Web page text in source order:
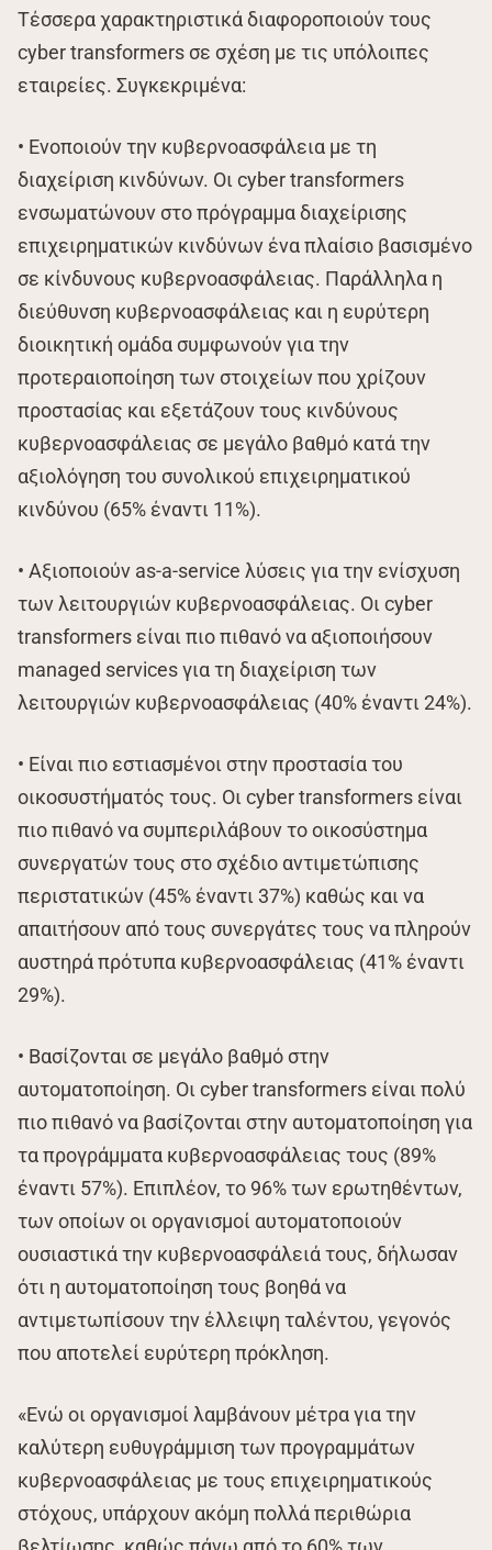
Τέσσερα χαρακτηριστικά διαφοροποιούν τους
cyber transformers σε σχέση με τις υπόλοιπες
εταιρείες. Συγκεκριμένα:
• Ενοποιούν την κυβερνοασφάλεια με τη
διαχείριση κινδύνων. Οι cyber transformers
ενσωματώνουν στο πρόγραμμα διαχείρισης
επιχειρηματικών κινδύνων ένα πλαίσιο βασισμένο
σε κίνδυνους κυβερνοασφάλειας. Παράλληλα η
διεύθυνση κυβερνοασφάλειας και η ευρύτερη
διοικητική ομάδα συμφωνούν για την
προτεραιοποίηση των στοιχείων που χρίζουν
προστασίας και εξετάζουν τους κινδύνους
κυβερνοασφάλειας σε μεγάλο βαθμό κατά την
αξιολόγηση του συνολικού επιχειρηματικού
κινδύνου (65% έναντι 11%).
• Αξιοποιούν as-a-service λύσεις για την ενίσχυση
των λειτουργιών κυβερνοασφάλειας. Οι cyber
transformers είναι πιο πιθανό να αξιοποιήσουν
managed services για τη διαχείριση των
λειτουργιών κυβερνοασφάλειας (40% έναντι 24%).
• Είναι πιο εστιασμένοι στην προστασία του
οικοσυστήματός τους. Οι cyber transformers είναι
πιο πιθανό να συμπεριλάβουν το οικοσύστημα
συνεργατών τους στο σχέδιο αντιμετώπισης
περιστατικών (45% έναντι 37%) καθώς και να
απαιτήσουν από τους συνεργάτες τους να πληρούν
αυστηρά πρότυπα κυβερνοασφάλειας (41% έναντι
29%).
• Βασίζονται σε μεγάλο βαθμό στην
αυτοματοποίηση. Οι cyber transformers είναι πολύ
πιο πιθανό να βασίζονται στην αυτοματοποίηση για
τα προγράμματα κυβερνοασφάλειας τους (89%
έναντι 57%). Επιπλέον, το 96% των ερωτηθέντων,
των οποίων οι οργανισμοί αυτοματοποιούν
ουσιαστικά την κυβερνοασφάλειά τους, δήλωσαν
ότι η αυτοματοποίηση τους βοηθά να
αντιμετωπίσουν την έλλειψη ταλέντου, γεγονός
που αποτελεί ευρύτερη πρόκληση.
«Ενώ οι οργανισμοί λαμβάνουν μέτρα για την
καλύτερη ευθυγράμμιση των προγραμμάτων
κυβερνοασφάλειας με τους επιχειρηματικούς
στόχους, υπάρχουν ακόμη πολλά περιθώρια